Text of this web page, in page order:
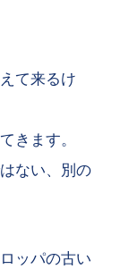
て来るけ
きます。
ない、別の
ッパの古い